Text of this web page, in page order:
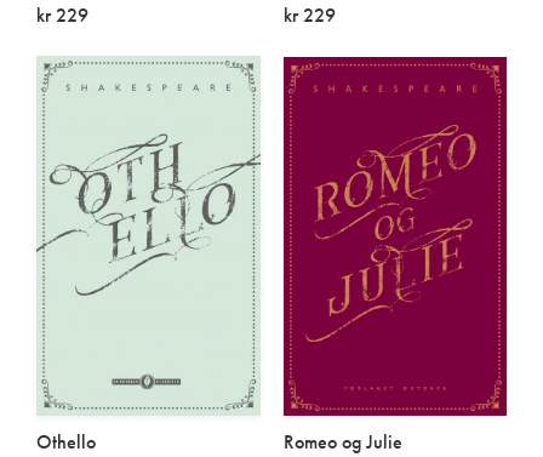
kr 229 kr 229
Othello Romeo og Julie